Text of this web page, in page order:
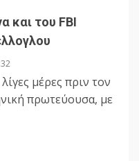
και του FBI
μέρες πριν τον
πρωτεύουσα, με